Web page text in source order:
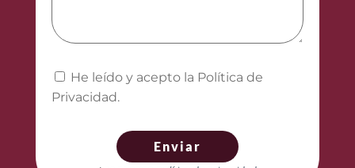
He leído y acepto la Política de
Privacidad.
Enviar